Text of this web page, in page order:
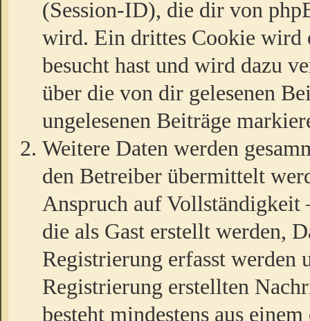
(Session-ID), die dir von
wird. Ein drittes Cookie wird
besucht hast und wird dazu
über die von dir gelesenen
ungelesenen Beiträge
Weitere Daten werden
den Betreiber übermittelt
Anspruch auf
die als Gast erstellt werden,
Registrierung erfasst werden
Registrierung erstellten
besteht mindestens aus